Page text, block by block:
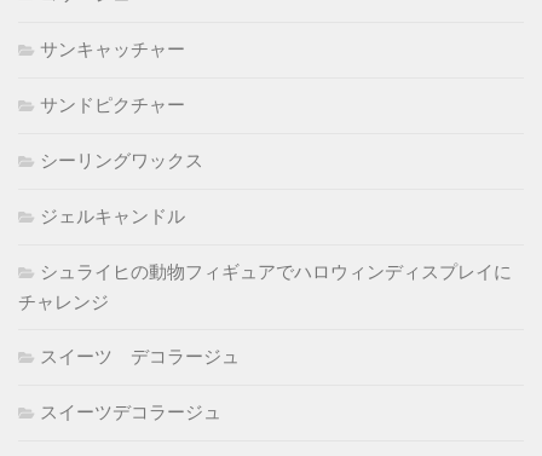
サンキャッチャー
サンドピクチャー
シーリングワックス
ジェルキャンドル
シュライヒの動物フィギュアでハロウィンディスプレイに
チャレンジ
スイーツ デコラージュ
スイーツデコラージュ